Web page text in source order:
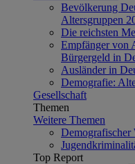
Bevölkerung
Altersgruppen
Die reichsten
Empfänger von
Bürgergeld in
Ausländer in
Demografie:
Gesellschaft
Themen
Weitere Themen
Demografischer
Top Report